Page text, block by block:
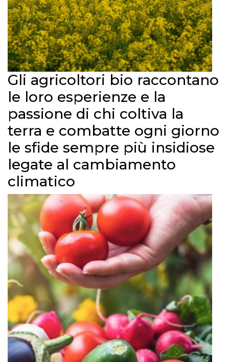
Gli agricoltori bio raccontano
le loro esperienze e la
passione di chi coltiva la
terra e combatte ogni giorno
le sfide sempre più insidiose
legate al cambiamento
climatico